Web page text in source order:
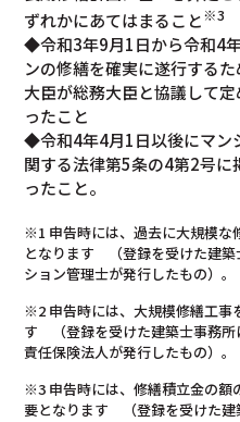
ずれかにあてはまること※3
◆令和3年9月1日から令和4
ンの修繕を確実に遂行する
大臣が総務大臣と協議して
ったこと
◆令和4年4月1日以後にマン
関する法律第5条の4第2号に
ったこと。
※1 申告時には、過去に大規模な
となります （登録を受けた建築
ション管理士が発行したもの）。
※2 申告時には、大規模修繕工事
す （登録を受けた建築士事務所
責任保険法人が発行したもの）。
※3 申告時には、修繕積立金の額
要となります （登録を受けた建